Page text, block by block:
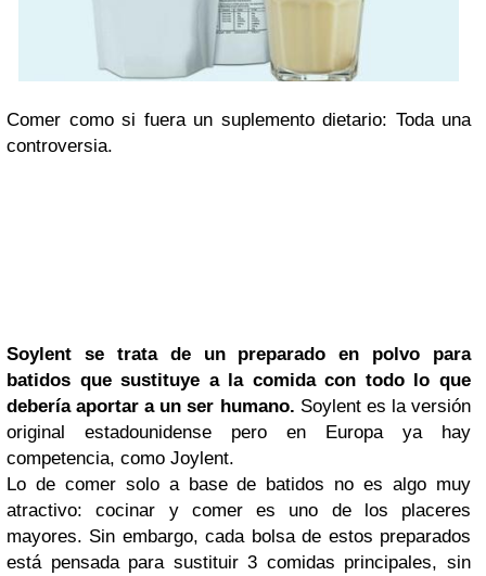
Comer como si fuera un suplemento dietario: Toda una
controversia.
Soylent se trata de un preparado en polvo para
batidos que sustituye a la comida con todo lo que
debería aportar a un ser humano. Soylent es la versión
original estadounidense pero en Europa ya hay
competencia, como Joylent.
Lo de comer solo a base de batidos no es algo muy
atractivo: cocinar y comer es uno de los placeres
mayores. Sin embargo, cada bolsa de estos preparados
está pensada para sustituir 3 comidas principales, sin